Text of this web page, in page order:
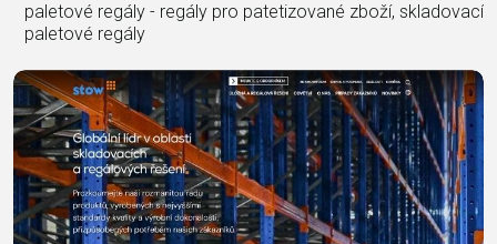
paletové regály - regály pro patetizované zboží, skladovací
paletové regály